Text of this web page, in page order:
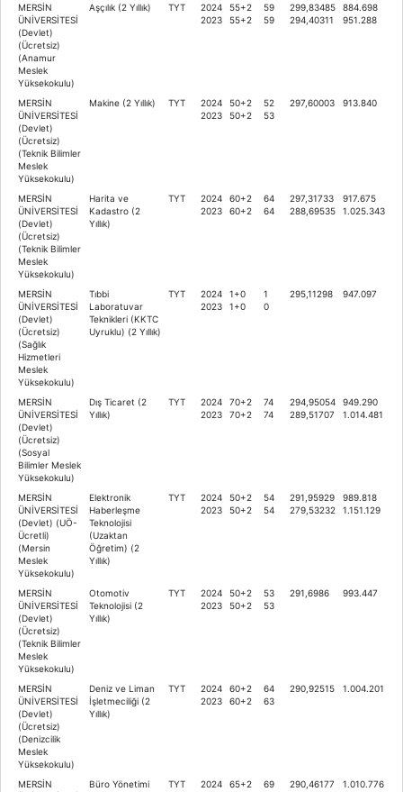
MERSİN
ÜNİVERSİTESİ
(Devlet)
(Ücretsiz)
(Anamur
Meslek
Yüksekokulu)
Aşçılık (2 Yıllık) TYT
2024
2023
55+2
55+2
59
59
299,83485
294,40311
884.698
951.288
MERSİN
ÜNİVERSİTESİ
(Devlet)
(Ücretsiz)
(Teknik Bilimler
Meslek
Yüksekokulu)
Makine (2 Yıllık) TYT
2024
2023
50+2
50+2
52
53
297,60003 913.840
MERSİN
ÜNİVERSİTESİ
(Devlet)
(Ücretsiz)
(Teknik Bilimler
Meslek
Yüksekokulu)
Harita ve
Kadastro (2
Yıllık)
TYT
2024
2023
60+2
60+2
64
64
297,31733
288,69535
917.675
1.025.343
MERSİN
ÜNİVERSİTESİ
(Devlet)
(Ücretsiz)
(Sağlık
Hizmetleri
Meslek
Yüksekokulu)
Tıbbi
Laboratuvar
Teknikleri (KKTC
Uyruklu) (2 Yıllık)
TYT
2024
2023
1+0
1+0
1
0
295,11298 947.097
MERSİN
ÜNİVERSİTESİ
(Devlet)
(Ücretsiz)
(Sosyal
Bilimler Meslek
Yüksekokulu)
Dış Ticaret (2
Yıllık)
TYT
2024
2023
70+2
70+2
74
74
294,95054
289,51707
949.290
1.014.481
MERSİN
ÜNİVERSİTESİ
(Devlet) (UÖ-
Ücretli)
(Mersin
Meslek
Yüksekokulu)
Elektronik
Haberleşme
Teknolojisi
(Uzaktan
Öğretim) (2
Yıllık)
TYT
2024
2023
50+2
50+2
54
54
291,95929
279,53232
989.818
1.151.129
MERSİN
ÜNİVERSİTESİ
(Devlet)
(Ücretsiz)
(Teknik Bilimler
Meslek
Yüksekokulu)
Otomotiv
Teknolojisi (2
Yıllık)
TYT
2024
2023
50+2
50+2
53
53
291,6986 993.447
MERSİN
ÜNİVERSİTESİ
(Devlet)
(Ücretsiz)
(Denizcilik
Meslek
Yüksekokulu)
Deniz ve Liman
İşletmeciliği (2
Yıllık)
TYT
2024
2023
60+2
60+2
64
63
290,92515 1.004.201
MERSİN
Büro Yönetimi
TYT
2024
65+2
69
290,46177
1.010.776